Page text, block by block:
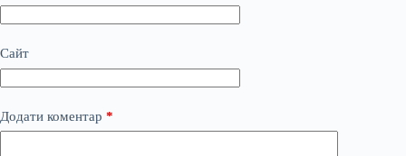
Сайт
Додати коментар *